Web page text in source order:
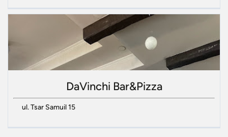
DaVinchi Bar&Pizza
ul. Tsar Samuil 15